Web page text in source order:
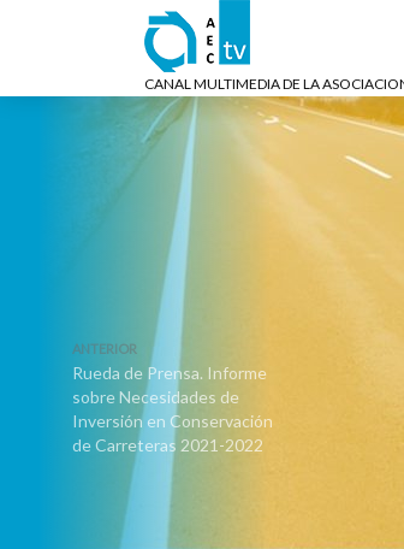
CANAL MULTIMEDIA DE LA
ANTERIOR
Rueda de Prensa. Informe
sobre Necesidades de
Inversión en Conservación
de Carreteras 2021-2022